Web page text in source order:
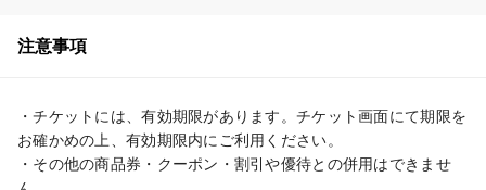
注意事項
・チケットには、有効期限があります。チケット画面にて期限を
お確かめの上、有効期限内にご利用ください。
・その他の商品券・クーポン・割引や優待との併用はできませ